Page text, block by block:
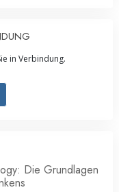
in Verbindung.
Die Grundlagen